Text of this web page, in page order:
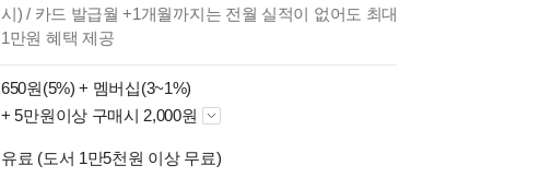
시) / 카드 발급월 +1개월까지는 전월 실적이 없어도 최대
1만원 혜택 제공
650원(5%) + 멤버십(3~1%)
+ 5만원이상 구매시 2,000원
유료 (도서 1만5천원 이상 무료)